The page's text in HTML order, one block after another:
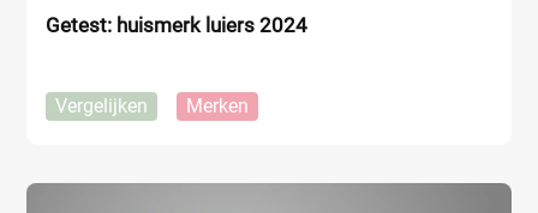
Getest: huismerk luiers 2024
Vergelijken Merken